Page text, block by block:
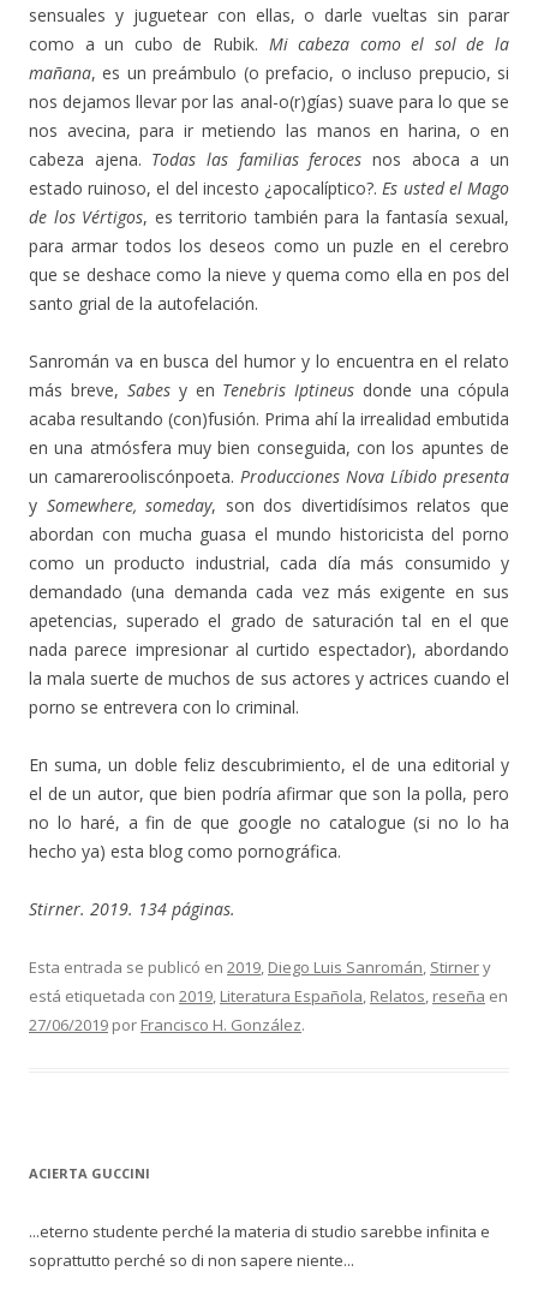
sensuales y juguetear con ellas, o darle vueltas sin parar
como a un cubo de Rubik. Mi cabeza como el sol de la
mañana, es un preámbulo (o prefacio, o incluso prepucio, si
nos dejamos llevar por las anal-o(r)gías) suave para lo que se
nos avecina, para ir metiendo las manos en harina, o en
cabeza ajena. Todas las familias feroces nos aboca a un
estado ruinoso, el del incesto ¿apocalíptico?.Es usted el Mago
de los Vértigos, es territorio también para la fantasía sexual,
para armar todos los deseos como un puzle en el cerebro
que se deshace como la nieve y quema como ella en pos del
santo grial de la autofelación.
Sanromán va en busca del humor y lo encuentra en el relato
más breve, Sabesy en Tenebris Iptineus donde una cópula
acaba resultando (con)fusión. Prima ahí la irrealidad embutida
en una atmósfera muy bien conseguida, con los apuntes de
un camarerooliscónpoeta. Producciones Nova Líbido presenta
y Somewhere, someday, son dos divertidísimos relatos que
abordan con mucha guasa el mundo historicista del porno
como un producto industrial, cada día más consumido y
demandado (una demanda cada vez más exigente en sus
apetencias, superado el grado de saturación tal en el que
nada parece impresionar al curtido espectador), abordando
la mala suerte de muchos de sus actores y actrices cuando el
porno se entrevera con lo criminal.
En suma, un doble feliz descubrimiento, el de una editorial y
el de un autor, que bien podría afirmar que son la polla, pero
no lo haré, a fin de que google no catalogue (si no lo ha
hecho ya) esta blog como pornográfica.
Stirner. 2019. 134 páginas.
Esta entrada se publicó en 2019, Diego Luis Sanromán, Stirnery
está etiquetada con 2019, Literatura Española, Relatos, reseña en
27/06/2019 por Francisco H. González.
ACIERTA GUCCINI
...eterno studente perché la materia di studio sarebbe infinita e
soprattutto perché so di non sapere niente...